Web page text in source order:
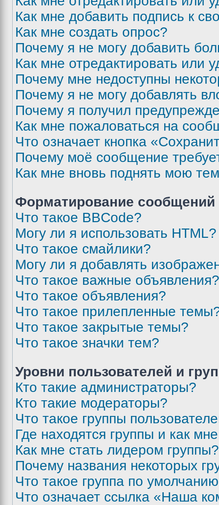
Как мне добавить подпись к
Как мне создать опрос?
Почему я не могу добавить
Как мне отредактировать или
Почему мне недоступны
Почему я не могу добавлять
Почему я получил
Как мне пожаловаться на
Что означает кнопка
Почему моё сообщение
Как мне вновь поднять мою
Форматирование
Что такое BBCode?
Могу ли я использовать HTML?
Что такое смайлики?
Могу ли я добавлять
Что такое важные объявления?
Что такое объявления?
Что такое прилепленные
Что такое закрытые темы?
Что такое значки тем?
Уровни пользователей и
Кто такие администраторы?
Кто такие модераторы?
Что такое группы
Где находятся группы и как
Как мне стать лидером группы?
Почему названия некоторых
Что такое группа по
Что означает ссылка «Наша